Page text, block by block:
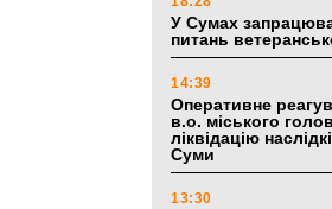
У Сумах
питань
14:39
Оперативне
в.о. міського
ліквідацію
Суми
13:30